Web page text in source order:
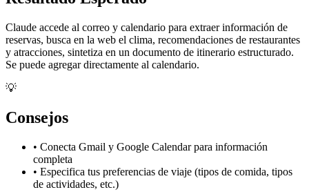
Claude accede al correo y calendario para extraer información de
reservas, busca en la web el clima, recomendaciones de restaurantes
y atracciones, sintetiza en un documento de itinerario estructurado.
Se puede agregar directamente al calendario.
💡
Consejos
• Conecta Gmail y Google Calendar para información
completa
• Especifica tus preferencias de viaje (tipos de comida, tipos
de actividades, etc.)